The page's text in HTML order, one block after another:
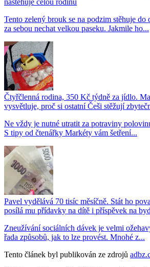
nastěhuje celou rodinu
Tento zelený brouk se na podzim stěhuje do
za sebou nechat velkou paseku. Jakmile ho...
Čtyřčlenná rodina, 350 Kč týdně za jídlo.
vysvětluje, proč si ostatní Češi stěžují
Ne vždy je nutné utratit za potraviny
S tipy od čtenářky Markéty vám šetření...
Pavel vydělává 70 tisíc měsíčně. Stát ho
posílá mu přídavky na dítě i příspěvek na
Zneužívání sociálních dávek je velmi
řada způsobů, jak to lze provést. Mnohé z...
Tento článek byl publikován ze zdrojů